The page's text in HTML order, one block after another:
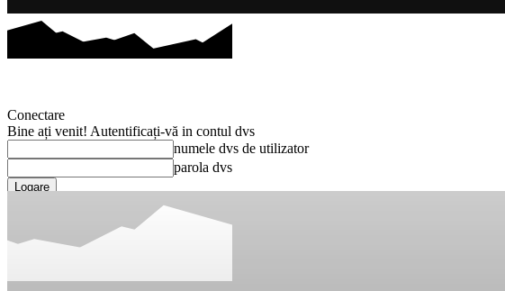
Conectare
Bine ați venit! Autentificați-vă in contul dvs
numele dvs de utilizator
parola dvs
Ați uitat parola? obține ajutor
Recuperați-vă parola